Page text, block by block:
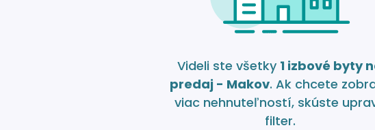
Videli ste všetky 1 izbové byty
predaj - Makov. Ak chcete
viac nehnuteľností, skúste
filter.